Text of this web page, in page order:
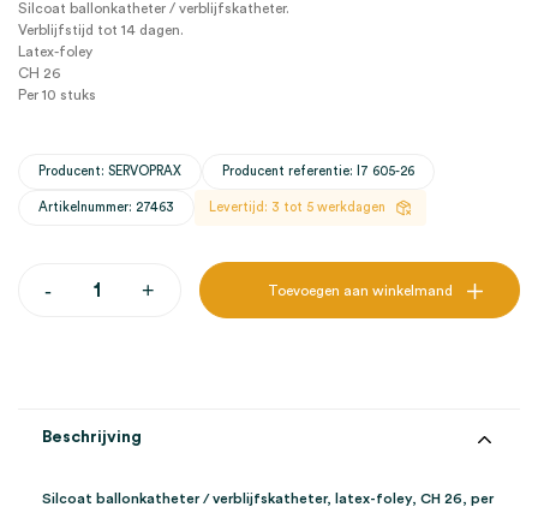
Silcoat ballonkatheter / verblijfskatheter.
Verblijfstijd tot 14 dagen.
Latex-foley
CH 26
Per 10 stuks
Producent: SERVOPRAX Producent referentie: I7 605-26
Artikelnummer: 27463 Levertijd: 3 tot 5 werkdagen
-Silcoat
26
+ Toevoegen aan winkelmand
Beschrijving
Silcoat ballonkatheter / verblijfskatheter, latex-foley, CH 26, per